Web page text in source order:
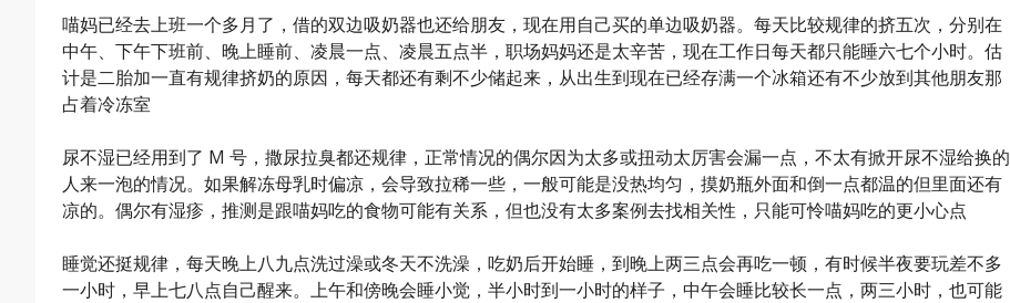
喵妈已经去上班一个多月了，借的双边吸奶器也还给朋友，现在用自己买的单边吸奶器。每天比较规律的挤五次，分别在
中午、下午下班前、晚上睡前、凌晨一点、凌晨五点半，职场妈妈还是太辛苦，现在工作日每天都只能睡六七个小时。估
计是二胎加一直有规律挤奶的原因，每天都还有剩不少储起来，从出生到现在已经存满一个冰箱还有不少放到其他朋友那
占着冷冻室
尿不湿已经用到了 M 号，撒尿拉臭都还规律，正常情况的偶尔因为太多或扭动太厉害会漏一点，不太有掀开尿不湿给换的
人来一泡的情况。如果解冻母乳时偏凉，会导致拉稀一些，一般可能是没热均匀，摸奶瓶外面和倒一点都温的但里面还有
凉的。偶尔有湿疹，推测是跟喵妈吃的食物可能有关系，但也没有太多案例去找相关性，只能可怜喵妈吃的更小心点
睡觉还挺规律，每天晚上八九点洗过澡或冬天不洗澡，吃奶后开始睡，到晚上两三点会再吃一顿，有时候半夜要玩差不多
一小时，早上七八点自己醒来。上午和傍晚会睡小觉，半小时到一小时的样子，中午会睡比较长一点，两三小时，也可能